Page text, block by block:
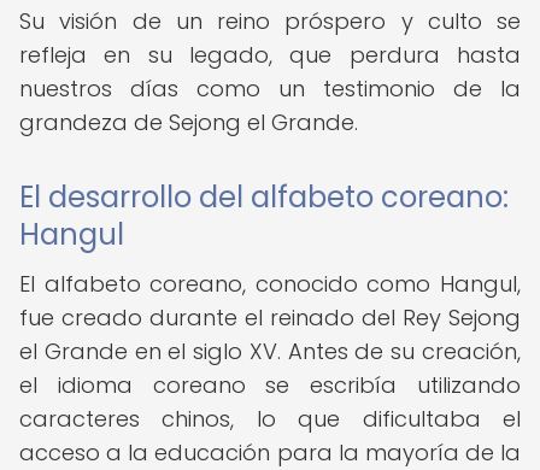
Su visión de un reino próspero y culto se
refleja en su legado, que perdura hasta
nuestros días como un testimonio de la
grandeza de Sejong el Grande.
El desarrollo del alfabeto coreano:
Hangul
El alfabeto coreano, conocido como Hangul,
fue creado durante el reinado del Rey Sejong
el Grande en el siglo XV. Antes de su creación,
el idioma coreano se escribía utilizando
caracteres chinos, lo que dificultaba el
acceso a la educación para la mayoría de la